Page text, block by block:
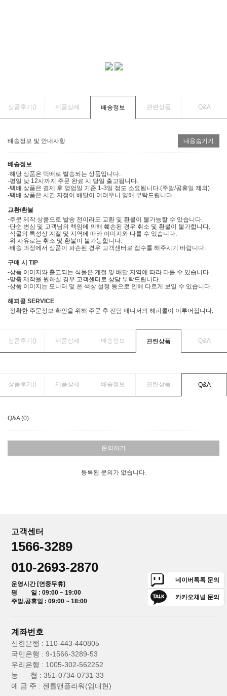
상품후기() 제품상세 배송정보 관련상품 Q&A
배송정보 및 안내사항 내용숨기기
배송정보
-해당 상품은 택배로 발송되는 상품입니다.
-평일 낮 12시까지 주문 완료 시 당일 출고됩니다.
-택배 상품은 결제 후 영업일 기준 1-3일 정도 소요됩니다.(주말/공휴일 제외)
-택배 상품은 시간 지정이 배달이 어려우니 양해 부탁드립니다.
교환/환불
-주문 제작 상품으로 발송 전이라도 교환 및 환불이 불가능할 수 있습니다.
-단순 변심 및 고객님의 책임에 의해 훼손된 경우 취소 및 환불이 불가합니다.
-식물의 특성상 계절 및 지역에 따라 이미지와 다를 수 있습니다.
-위 사유로는 취소 및 환불이 불가능합니다.
-배송 과정에서 상품이 파손된 경우 고객센터로 접수를 해주시기 바랍니다.
구매 시 TIP
-상품 이미지와 출고되는 식물은 계절 및 배달 지역에 따라 다를 수 있습니다.
-맞춤 제작을 원하실 경우 고객센터로 상담 부탁드립니다.
-상품 이미지는 모니터 및 폰 색상 설정 등으로 인해 다르게 보일 수 있습니다.
해피콜 SERVICE
-정확한 주문정보 확인을 위해 주문 후 전담 매니저의 해피콜이 이루어집니다.
상품후기() 제품상세 배송정보 관련상품 Q&A
상품후기() 제품상세 배송정보 관련상품 Q&A
Q&A (0)
문의하기
등록된 문의가 없습니다.
고객센터
1566-3289
010-2693-2870
운영시간 [연중무휴]
평 일 : 09:00 ~ 19:00
주말,공휴일 : 09:00 ~ 18:00
네이버톡톡 문의
카카오채널 문의
계좌번호
신한은행 : 110-443-440805
국민은행 : 9-1566-3289-53
우리은행 : 1005-302-562252
농 협 : 351-0734-0731-33
예 금 주 : 젠틀맨플라워(임대현)